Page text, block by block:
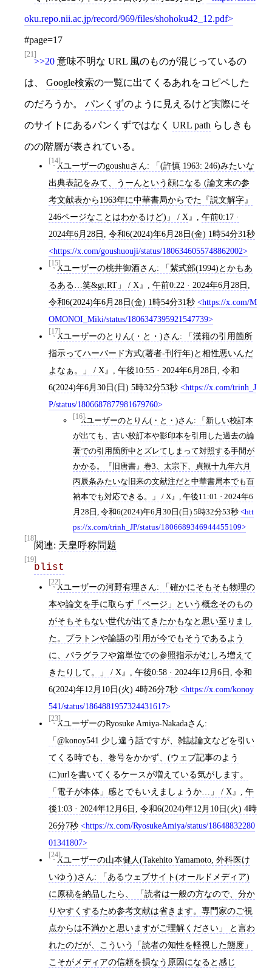
oku.repo.nii.ac.jp/record/969/files/shohoku42_12.pdf
#page=17
[21]
>>20 意味不明な URL 風のものが混じっているの
は、 Google検索の一覧に出てくるあれをコピペした
のだろうか。 パンくずのように見えるけど実際にそ
のサイトにあるパンくずではなく URL path らしきも
のの階層が表されている。
[14]Xユーザーのgoushuさん: 「(許慎 1963: 246)みたいな
出典表記をみて、うーんという顔になる (論文末の参
考文献表から1963年に中華書局からでた『説文解字』
246ページなことはわかるけど)」 / X
午前0:17 ·
2024年6月28日
令和6(2024)年6月28日(金) 1時54分31秒
https://x.com/goushuouji/status/1806346055748862002
[15]Xユーザーの桃井御酒さん: 「紫式部(1994)とかもあ
るある…笑&gt;RT」 / X
午前0:22 · 2024年6月28日
令和6(2024)年6月28日(金) 1時54分31秒
https://x.com/M
OMONOI_Miki/status/1806347395921547739
[17]Xユーザーのとりん(・と・)さん: 「漢籍の引用箇所
指示ってハーバード方式(著者-刊行年)と相性悪いんだ
よなぁ。」 / X
午後10:55 · 2024年6月28日
令和
6(2024)年6月30日(日) 5時32分53秒
https://x.com/trinh_J
P/status/1806687877981679760
[16]Xユーザーのとりん(・と・)さん: 「新しい校訂本
が出ても、古い校訂本や影印本を引用した過去の論
著での引用箇所中とズレてしまって対照する手間が
かかる。『旧唐書』巻3、太宗下、貞観十九年六月
丙辰条みたいな旧来の文献注だと中華書局本でも百
衲本でも対応できる。」 / X
午後11:01 · 2024年6
月28日 令和6(2024)年6月30日(日) 5時32分53秒
htt
ps://x.com/trinh_JP/status/1806689346944455109
[18]
関連: 天皇呼称問題
[19]
blist
[22]Xユーザーの河野有理さん: 「確かにそもそも物理の
本や論文を手に取らず「ページ」という概念そのもの
がそもそもない世代が出てきたかもなと思い至りまし
た。プラトンや論語の引用が今でもそうであるよう
に、パラグラフや篇単位での参照指示がむしろ増えて
きたりして。」 / X
午後0:58 · 2024年12月6日
令和
6(2024)年12月10日(火) 4時26分7秒
https://x.com/konoy
541/status/1864881957324431617
[23]XユーザーのRyosuke Amiya-Nakadaさん:
「@konoy541 少し違う話ですが、雑誌論文などを引い
てくる時でも、巻号をかかず、(ウェブ記事のよう
に)urlを書いてくるケースが増えている気がします。
「電子が本体」感とでもいえましょうか…」 / X
午
後1:03 · 2024年12月6日
令和6(2024)年12月10日(火) 4時
26分7秒
https://x.com/RyosukeAmiya/status/18648832280
01341807
[24]Xユーザーの山本健人(Takehito Yamamoto, 外科医け
いゆう)さん: 「あるウェブサイト(オールドメディア)
に原稿を納品したら、 「読者は一般の方なので、分か
りやすくするため参考文献は省きます。専門家のご視
点からは不満かと思いますがご理解ください」 と言わ
れたのだが、こういう「読者の知性を軽視した態度」
こそがメディアの信頼を損なう原因になると感じ